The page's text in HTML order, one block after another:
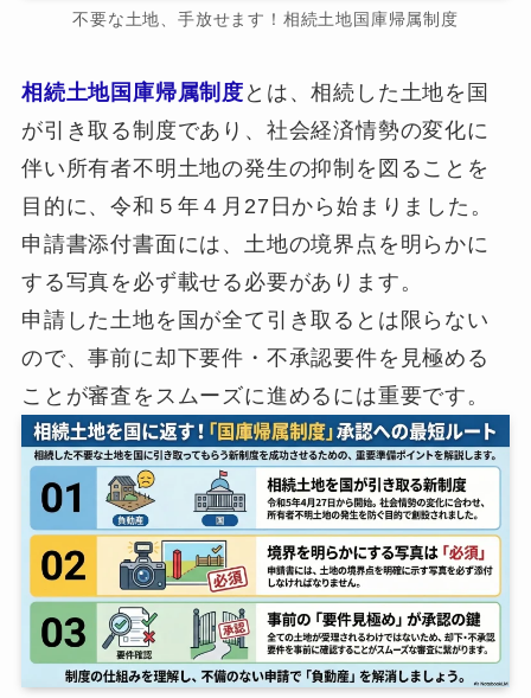
不要な土地、手放せます！相続土地国庫帰属制度
相続土地国庫帰属制度 とは、相続した土地を国
が引き取る制度であり、社会経済情勢の変化に
伴い所有者不明土地の発生の抑制を図ることを
目的に、令和５年４月27日から始まりました。
申請書添付書面には、土地の境界点を明らかに
する写真を必ず載せる必要があります。
申請した土地を国が全て引き取るとは限らない
ので、事前に却下要件・不承認要件を見極める
ことが審査をスムーズに進めるには重要です。